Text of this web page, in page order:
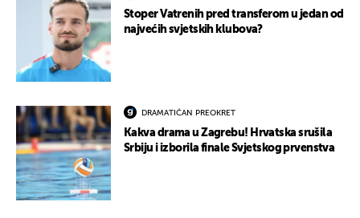
Stoper Vatrenih pred transferom u jedan od
najvećih svjetskih klubova?
DRAMATIČAN PREOKRET
Kakva drama u Zagrebu! Hrvatska srušila
Srbiju i izborila finale Svjetskog prvenstva